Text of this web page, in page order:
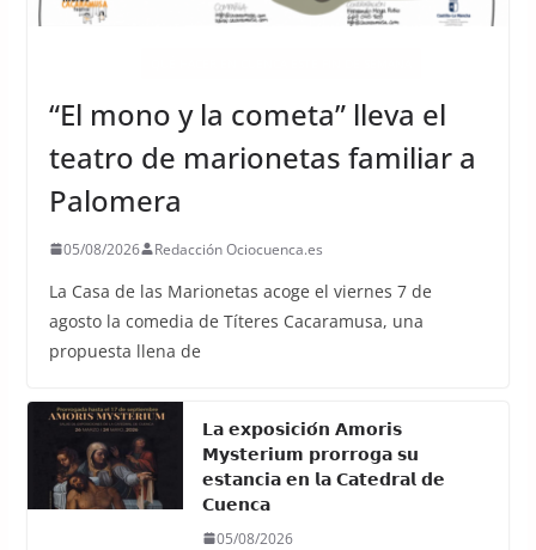
“El mono y la cometa” lleva el
teatro de marionetas familiar a
Palomera
05/08/2026 Redacción Ociocuenca.es
La Casa de las Marionetas acoge el viernes 7 de
agosto la comedia de Títeres Cacaramusa, una
propuesta llena de
𝗟𝗮 𝗲𝘅𝗽𝗼𝘀𝗶𝗰𝗶𝗼́𝗻 𝗔𝗺𝗼𝗿𝗶𝘀
𝗠𝘆𝘀𝘁𝗲𝗿𝗶𝘂𝗺 𝗽𝗿𝗼𝗿𝗿𝗼𝗴𝗮 𝘀𝘂
𝗲𝘀𝘁𝗮𝗻𝗰𝗶𝗮 𝗲𝗻 𝗹𝗮 𝗖𝗮𝘁𝗲𝗱𝗿𝗮𝗹 𝗱𝗲
𝗖𝘂𝗲𝗻𝗰𝗮
05/08/2026